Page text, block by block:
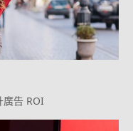
廣告 ROI